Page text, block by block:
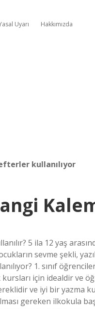
Uyarı Hakkımızda
kullanılıyor
5 ila 12 yaş
sevme şekli,
1. sınıf
için idealdir ve
ve iyi bir yazma
gereken ilkokula